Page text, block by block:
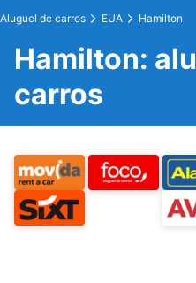
Aluguel de carros EUA Hamilton
Hamilton:
carros